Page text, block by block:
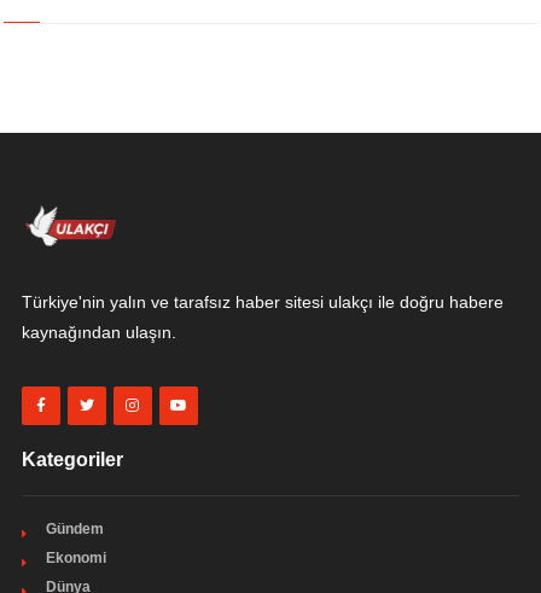
Türkiye'nin yalın ve tarafsız haber sitesi ulakçı ile doğru habere
kaynağından ulaşın.
Kategoriler
Gündem
Ekonomi
Dünya